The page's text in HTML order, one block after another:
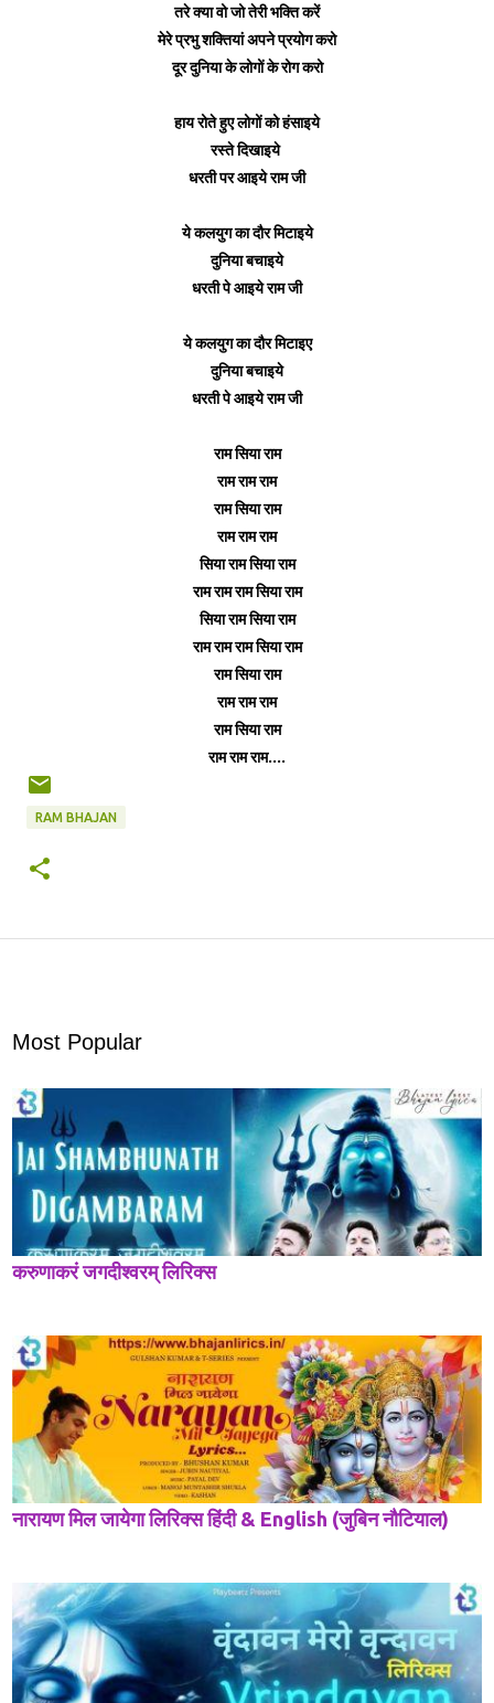
तरे क्या वो जो तेरी भक्ति करें
मेरे प्रभु शक्तियां अपने प्रयोग करो
दूर दुनिया के लोगों के रोग करो
हाय रोते हुए लोगों को हंसाइये
रस्ते दिखाइये
धरती पर आइये राम जी
ये कलयुग का दौर मिटाइये
दुनिया बचाइये
धरती पे आइये राम जी
ये कलयुग का दौर मिटाइए
दुनिया बचाइये
धरती पे आइये राम जी
राम सिया राम
राम राम राम
राम सिया राम
राम राम राम
सिया राम सिया राम
राम राम राम सिया राम
सिया राम सिया राम
राम राम राम सिया राम
राम सिया राम
राम राम राम
राम सिया राम
राम राम राम....
RAM BHAJAN
Most Popular
करुणाकरं जगदीश्वरम् लिरिक्स
नारायण मिल जायेगा लिरिक्स हिंदी & English (जुबिन नौटियाल)